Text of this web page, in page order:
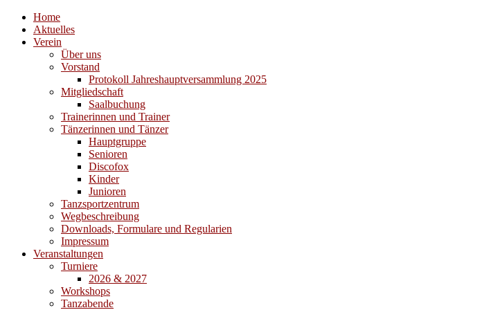
Home
Aktuelles
Verein
Über uns
Vorstand
Protokoll Jahreshauptversammlung 2025
Mitgliedschaft
Saalbuchung
Trainerinnen und Trainer
Tänzerinnen und Tänzer
Hauptgruppe
Senioren
Discofox
Kinder
Junioren
Tanzsportzentrum
Wegbeschreibung
Downloads, Formulare und Regularien
Impressum
Veranstaltungen
Turniere
2026 & 2027
Workshops
Tanzabende